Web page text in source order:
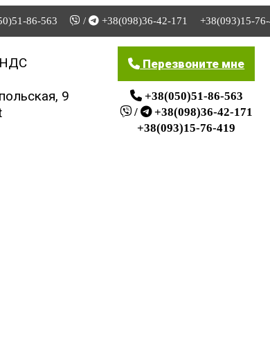
86-563 / +38(098)36-42-171 +38(093)15-
9
Перезвоните мне
+38(050)51-86-563
/
+38(098)36-42-171
+38(093)15-76-419